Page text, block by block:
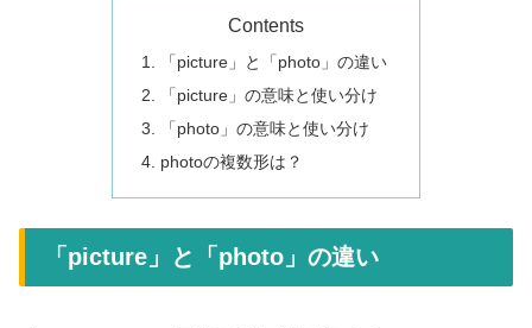
Contents
「picture」と「photo」の違い
「picture」の意味と使い分け
「photo」の意味と使い分け
photoの複数形は？
「picture」と「photo」の違い